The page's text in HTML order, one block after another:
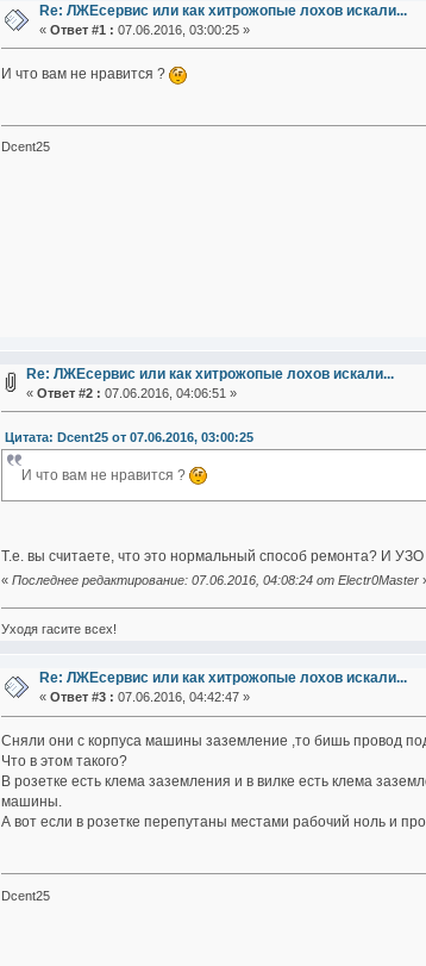
Re: ЛЖЕсервис или как хитрожопые лохов искали...
« Ответ #1 : 07.06.2016, 03:00:25 »
И что вам не нравится ?
Dcent25
Re: ЛЖЕсервис или как хитрожопые лохов искали...
« Ответ #2 : 07.06.2016, 04:06:51 »
Цитата: Dcent25 от 07.06.2016, 03:00:25
И что вам не нравится ?
Т.е. вы считаете, что это нормальный способ ремонта? И
« Последнее редактирование: 07.06.2016, 04:08:24 от Electr0Master
Уходя гасите всех!
Re: ЛЖЕсервис или как хитрожопые лохов искали...
« Ответ #3 : 07.06.2016, 04:42:47 »
Сняли они с корпуса машины заземление ,то бишь провод
Что в этом такого?
В розетке есть клема заземления и в вилке есть клема
машины.
А вот если в розетке перепутаны местами рабочий ноль и
Dcent25